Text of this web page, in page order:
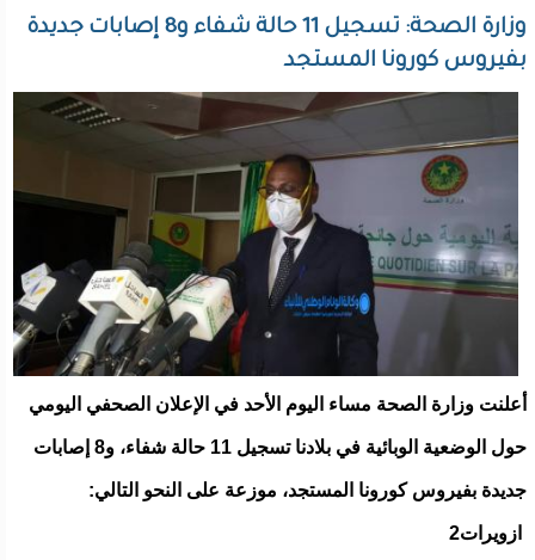
وزارة الصحة: تسجيل 11 حالة شفاء و8 إصابات جديدة
بفيروس كورونا المستجد
أعلنت وزارة الصحة مساء اليوم الأحد في الإعلان الصحفي اليومي
حول الوضعية الوبائية في بلادنا تسجيل 11 حالة شفاء، و8 إصابات
جديدة بفيروس كورونا المستجد، موزعة على النحو التالي:
ازويرات2